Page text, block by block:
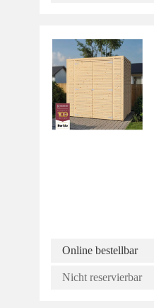
Online bestellbar
Nicht reservierbar